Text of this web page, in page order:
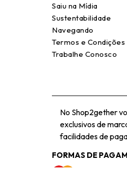
Saiu na Mídia
Sustentabilidade
Navegando
Termos e Condições
Trabalhe Conosco
No Shop2gether
exclusivos de
facilidades de
FORMAS DE